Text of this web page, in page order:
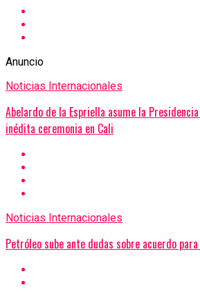
Anuncio
Noticias Internacionales
Abelardo de la Espriella asume la
inédita ceremonia en Cali
Noticias Internacionales
Petróleo sube ante dudas sobre acuerdo